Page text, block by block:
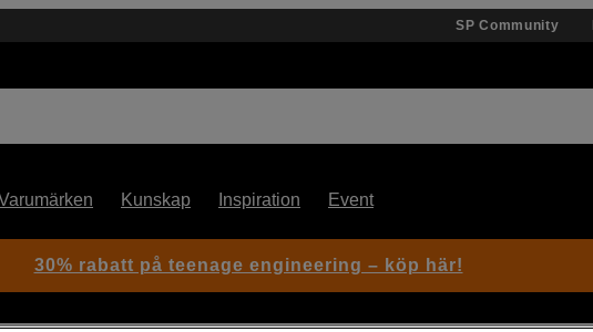
SP Community
Kunskap Inspiration Event
30% rabatt på teenage engineering – köp här!